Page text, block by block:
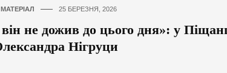
25 БЕРЕЗНЯ, 2026
не дожив до цього дня»: у
Нігруци